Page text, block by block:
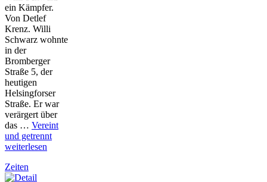
ein Kämpfer.
Von Detlef
Krenz. Willi
Schwarz wohnte
in der
Bromberger
Straße 5, der
heutigen
Helsingforser
Straße. Er war
verärgert über
das … Vereint
und getrennt
weiterlesen
Zeiten